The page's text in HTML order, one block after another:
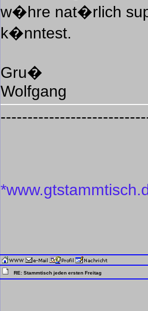
w�hre nat�rlich
k�nntest.
Gru�
Wolfgang
RE: Stammtisch jeden ersten Freitag